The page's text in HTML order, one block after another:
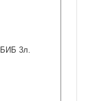
БИБ 3л.